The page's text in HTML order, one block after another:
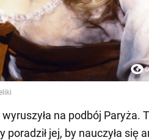
na podbój Paryża.
poradził jej, by nauczyła się